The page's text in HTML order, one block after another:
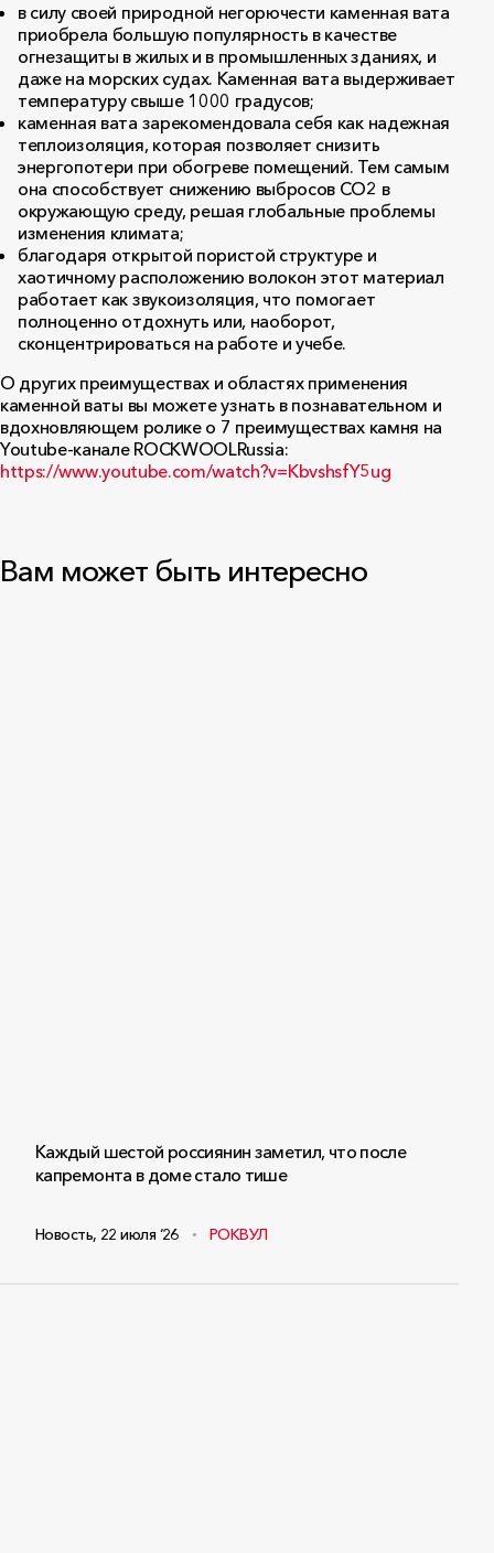
в силу своей природной негорючести каменная вата
приобрела большую популярность в качестве
огнезащиты в жилых и в промышленных зданиях, и
даже на морских судах. Каменная вата выдерживает
температуру свыше 1000 градусов;
каменная вата зарекомендовала себя как надежная
теплоизоляция, которая позволяет снизить
энергопотери при обогреве помещений. Тем самым
она способствует снижению выбросов CO2 в
окружающую среду, решая глобальные проблемы
изменения климата;
благодаря открытой пористой структуре и
хаотичному расположению волокон этот материал
работает как звукоизоляция, что помогает
полноценно отдохнуть или, наоборот,
сконцентрироваться на работе и учебе.
О других преимуществах и областях применения
каменной ваты вы можете узнать в познавательном и
вдохновляющем ролике о 7 преимуществах камня на
Youtube-канале ROCKWOOLRussia:
https://www.youtube.com/watch?v=KbvshsfY5ug
Вам может быть интересно
Каждый шестой россиянин заметил, что после
капремонта в доме стало тише
Новость, 22 июля ‘26 РОКВУЛ